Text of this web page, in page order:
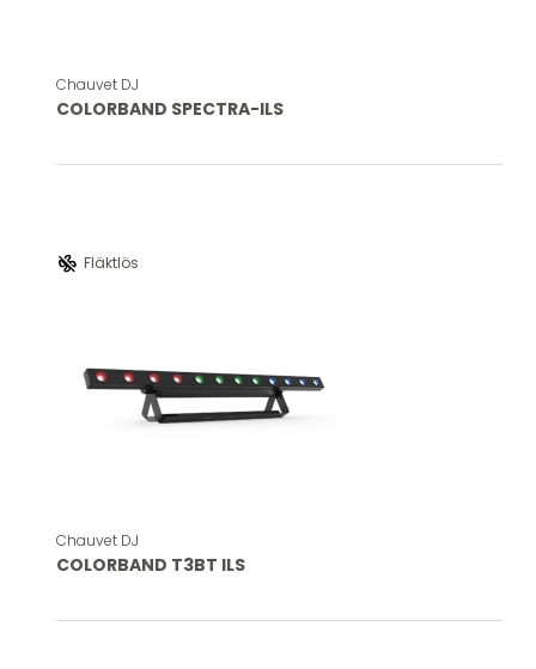
Chauvet DJ
COLORBAND SPECTRA-ILS
mode_fan_off Fläktlös
Chauvet DJ
COLORBAND T3BT ILS